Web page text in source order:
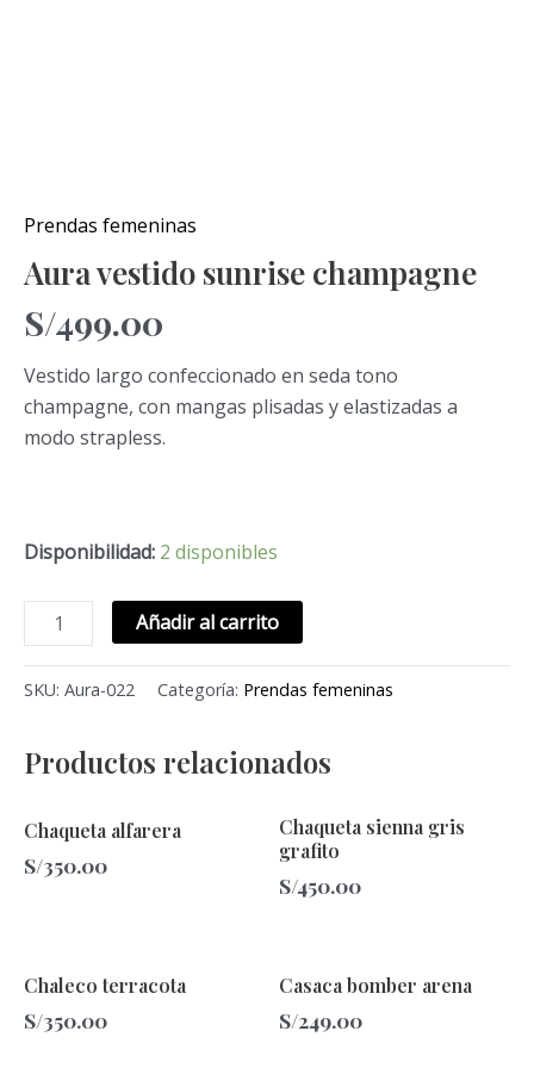
Prendas femeninas
Aura vestido sunrise champagne
S/499.00
Vestido largo confeccionado en seda tono
champagne, con mangas plisadas y elastizadas a
modo strapless.
Disponibilidad: 2 disponibles
Añadir al carrito
SKU: Aura-022 Categoría: Prendas femeninas
Productos relacionados
Chaqueta alfarera
S/350.00
Chaqueta sienna gris
grafito
S/450.00
Chaleco terracota
S/350.00
Casaca bomber arena
S/249.00